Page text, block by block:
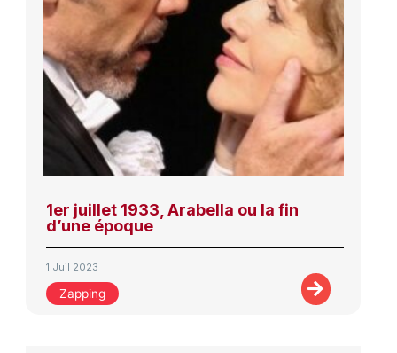
1er juillet 1933, Arabella ou la fin
d’une époque
1 Juil 2023
Zapping